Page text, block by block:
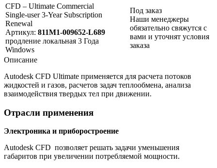
CFD – Ultimate Commercial
Single-user 3-Year Subscription
Renewal
Артикул: 811M1-009652-L689
продление локальная 3 Года
Windows
Под заказ
Наши менеджеры
обязательно свяжутся с
вами и уточнят условия
заказа
Описание
Autodesk CFD Ultimate применяется для расчета потоков
жидкостей и газов, расчетов задач теплообмена, анализа
взаимодействия твердых тел при движении.
Отрасли применения
Электроника и приборостроение
Autodesk CFD позволяет решать задачи уменьшения
габаритов при увеличении потребляемой мощности.